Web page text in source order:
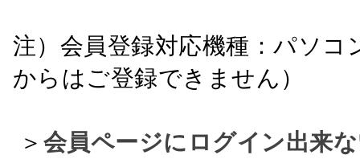
注）会員登録対応機種：パソ
からはご登録できません）
＞ 会員ページにログイン出来